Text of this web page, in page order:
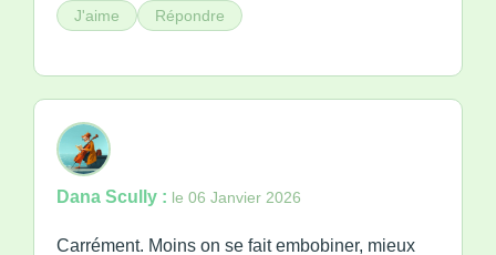
J'aime Répondre
Dana Scully : le 06 Janvier 2026
Carrément. Moins on se fait embobiner, mieux